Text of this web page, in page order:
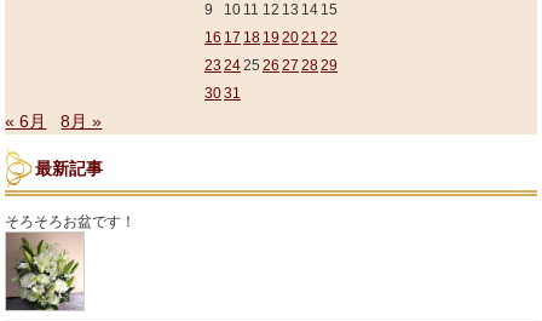
9
10 11 12 13 14 15
16 17 18 19 2021 22
23 2425 26 27 2829
3031
« 6月 8月 »
最新記事
そろそろお盆です！